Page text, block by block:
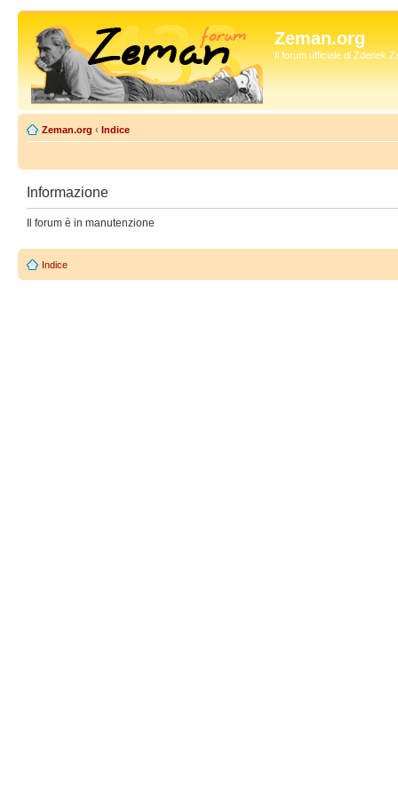
Zeman.org
Il forum ufficiale di Zdenek
Zeman.org ‹ Indice
Informazione
Il forum è in manutenzione
Indice